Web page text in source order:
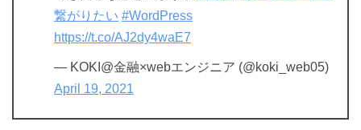
繋がりたい #WordPress
https://t.co/AJ2dy4waE7
— KOKI@金融×webエンジニア (@koki_web05)
April 19, 2021